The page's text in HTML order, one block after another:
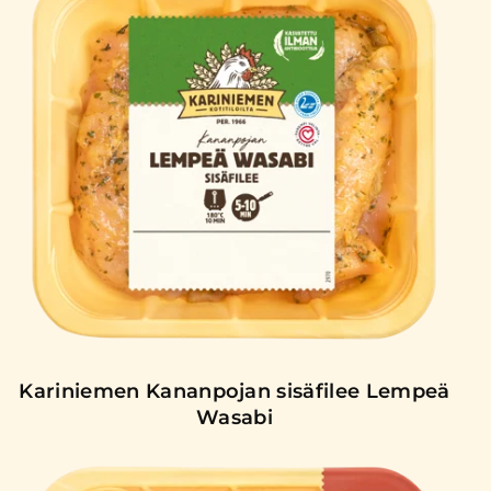
Kariniemen Kananpojan sisäfilee Lempeä
Wasabi